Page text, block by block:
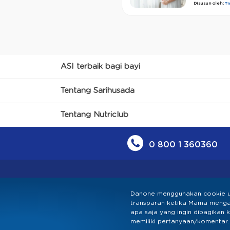
Disusun oleh:
ASI terbaik bagi bayi
Tentang Sarihusada
Tentang Nutriclub
0 800 1 360360
Kebijakan Privasi Syarat &
Danone menggunakan cookie
transparan ketika Mama
apa saja yang ingin dibagikan
memiliki pertanyaan/komentar.